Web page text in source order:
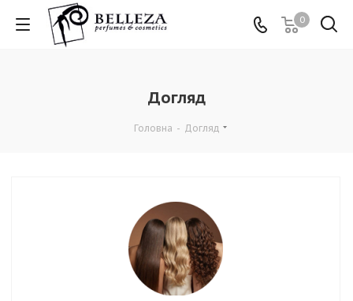
0
Догляд
Головна - Догляд